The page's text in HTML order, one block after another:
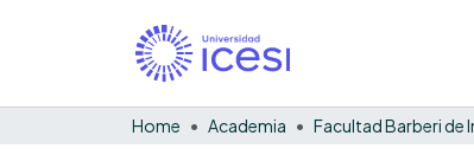
Home Academia